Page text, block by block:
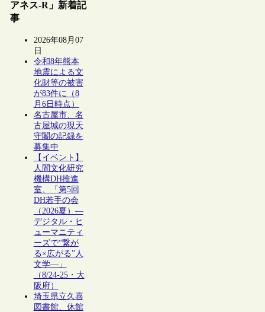
アネス-R」新着記
事
2026年08月07
日
令和8年熊本
地震による文
化財等の被害
が83件に（8
月6日時点）
名古屋市、名
古屋城の現天
守閣の記録を
募集中
【イベント】
人間文化研究
機構DH推進
室、「第5回
DH若手の会
（2026夏）―
デジタル・ヒ
ューマニティ
ーズで“繋が
る×広がる”人
文学―」
（8/24-25・大
阪府）
埼玉県立久喜
図書館、休館